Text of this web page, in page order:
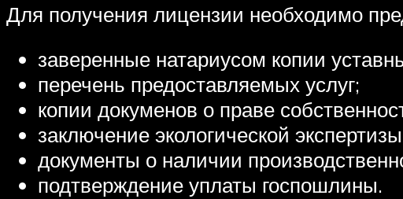
Для получения лицензии необходимо
заверенные натариусом копии
перечень предоставляемых услуг;
копии докуменов о праве
заключение экологической
документы о наличии
подтверждение уплаты госпошлины.